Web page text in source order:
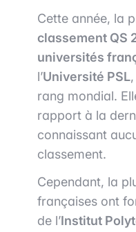
Cette année, la
classement QS
universités
l’Université PSL
rang mondial.
rapport à la
connaissant
classement.
Cependant, la
françaises ont
de l’Institut